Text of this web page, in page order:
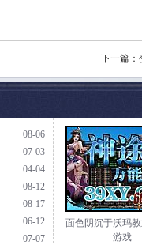
下一篇：
08-06
07-03
04-04
08-12
08-17
06-12
07-07
面色阴沉于沃玛
游戏